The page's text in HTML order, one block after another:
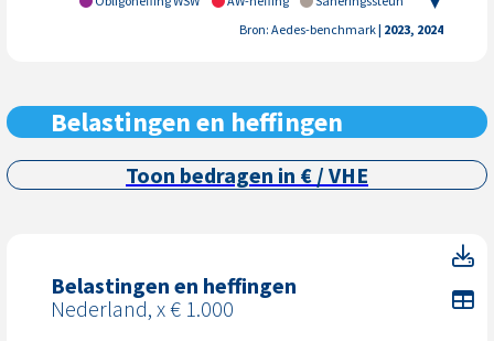
Bron: Aedes-benchmark| 2023, 2024
Belastingen en heffingen
Toon bedragen in € / VHE
Belastingen en heffingen
Nederland, x € 1.000